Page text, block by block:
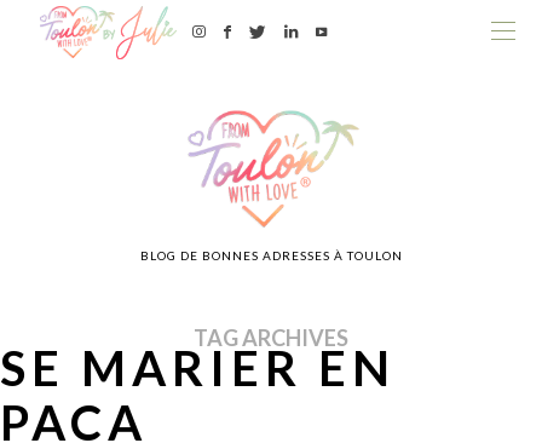
BLOG DE BONNES ADRESSES À TOULON
TAG ARCHIVES
SE MARIER EN
PACA